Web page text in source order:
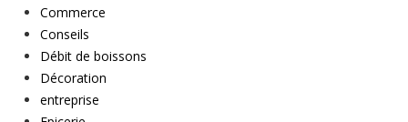
Commerce
Conseils
Débit de boissons
Décoration
entreprise